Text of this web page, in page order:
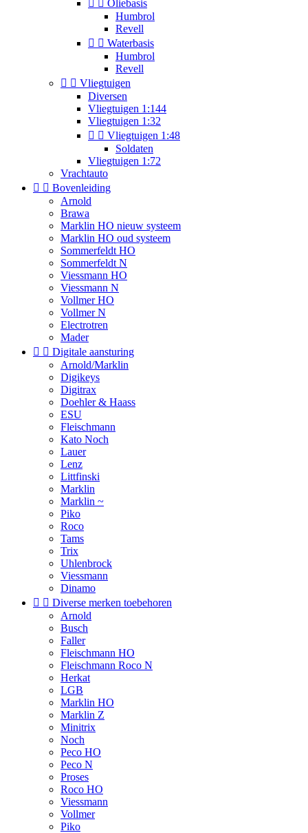
Oliebasis
Humbrol
Revell
  Waterbasis
Humbrol
Revell
  Vliegtuigen
Diversen
Vliegtuigen 1:144
Vliegtuigen 1:32
  Vliegtuigen 1:48
Soldaten
Vliegtuigen 1:72
Vrachtauto
  Bovenleiding
Arnold
Brawa
Marklin HO nieuw systeem
Marklin HO oud systeem
Sommerfeldt HO
Sommerfeldt N
Viessmann HO
Viessmann N
Vollmer HO
Vollmer N
Electrotren
Mader
  Digitale aansturing
Arnold/Marklin
Digikeys
Digitrax
Doehler & Haass
ESU
Fleischmann
Kato Noch
Lauer
Lenz
Littfinski
Marklin
Marklin ~
Piko
Roco
Tams
Trix
Uhlenbrock
Viessmann
Dinamo
  Diverse merken toebehoren
Arnold
Busch
Faller
Fleischmann HO
Fleischmann Roco N
Herkat
LGB
Marklin HO
Marklin Z
Minitrix
Noch
Peco HO
Peco N
Proses
Roco HO
Viessmann
Vollmer
Piko